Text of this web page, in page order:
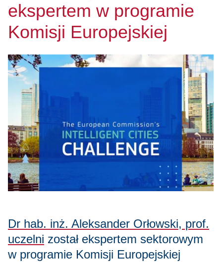
ekspertem w programie
Komisji Europejskiej
Dr hab. inż. Aleksander Orłowski, prof.
uczelni został ekspertem sektorowym
w programie Komisji Europejskiej